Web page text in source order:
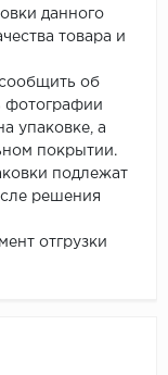
данного
товара и
об
фотографии
упаковке, а
покрытии.
подлежат
решения
отгрузки